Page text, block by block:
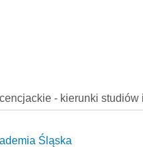
- kierunki studiów
Śląska